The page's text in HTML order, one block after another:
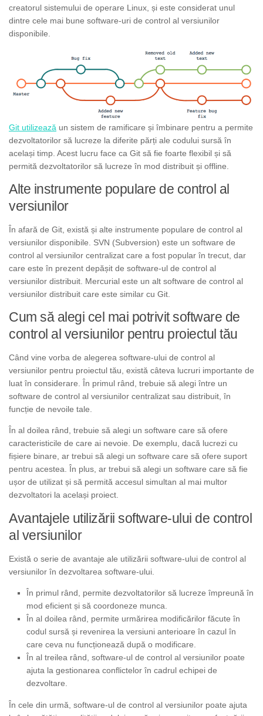
creatorul sistemului de operare Linux, și este considerat unul
dintre cele mai bune software-uri de control al versiunilor
disponibile.
Git utilizează un sistem de ramificare și îmbinare pentru a permite
dezvoltatorilor să lucreze la diferite părți ale codului sursă în
același timp. Acest lucru face ca Git să fie foarte flexibil și să
permită dezvoltatorilor să lucreze în mod distribuit și offline.
Alte instrumente populare de control al
versiunilor
În afară de Git, există și alte instrumente populare de control al
versiunilor disponibile. SVN (Subversion) este un software de
control al versiunilor centralizat care a fost popular în trecut, dar
care este în prezent depășit de software-ul de control al
versiunilor distribuit. Mercurial este un alt software de control al
versiunilor distribuit care este similar cu Git.
Cum să alegi cel mai potrivit software de
control al versiunilor pentru proiectul tău
Când vine vorba de alegerea software-ului de control al
versiunilor pentru proiectul tău, există câteva lucruri importante de
luat în considerare. În primul rând, trebuie să alegi între un
software de control al versiunilor centralizat sau distribuit, în
funcție de nevoile tale.
În al doilea rând, trebuie să alegi un software care să ofere
caracteristicile de care ai nevoie. De exemplu, dacă lucrezi cu
fișiere binare, ar trebui să alegi un software care să ofere suport
pentru acestea. În plus, ar trebui să alegi un software care să fie
ușor de utilizat și să permită accesul simultan al mai multor
dezvoltatori la același proiect.
Avantajele utilizării software-ului de control
al versiunilor
Există o serie de avantaje ale utilizării software-ului de control al
versiunilor în dezvoltarea software-ului.
În primul rând, permite dezvoltatorilor să lucreze împreună în
mod eficient și să coordoneze munca.
În al doilea rând, permite urmărirea modificărilor făcute în
codul sursă și revenirea la versiuni anterioare în cazul în
care ceva nu funcționează după o modificare.
În al treilea rând, software-ul de control al versiunilor poate
ajuta la gestionarea conflictelor în cadrul echipei de
dezvoltare.
În cele din urmă, software-ul de control al versiunilor poate ajuta